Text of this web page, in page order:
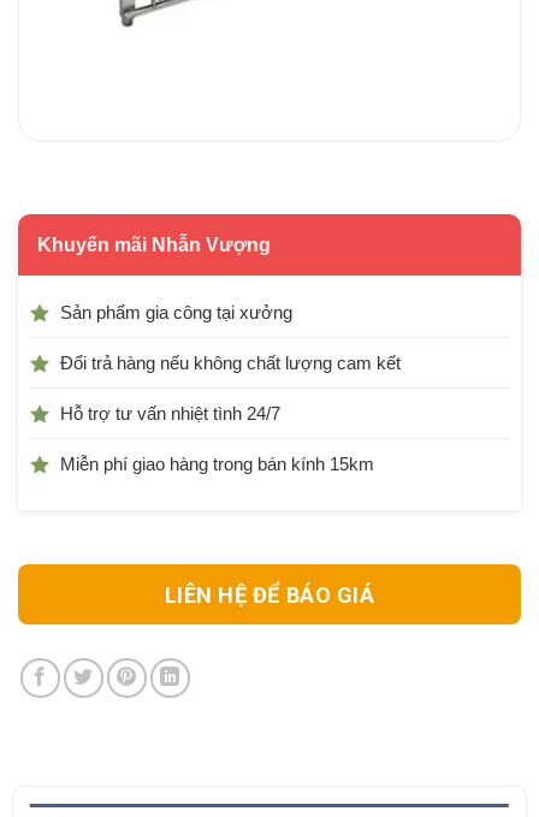
Khuyến mãi Nhẫn Vượng
Sản phẩm gia công tại xưởng
Đổi trả hàng nếu không chất lượng cam kết
Hỗ trợ tư vấn nhiệt tình 24/7
Miễn phí giao hàng trong bán kính 15km
LIÊN HỆ ĐỂ BÁO GIÁ